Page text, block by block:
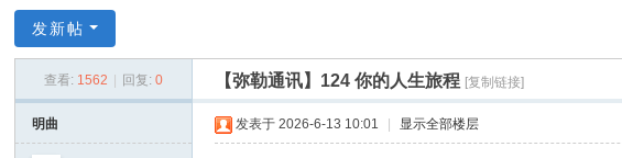
醒
园
发新帖
查看: 1562 回复: 0 【弥勒通讯】124 你的人生旅程 [复制链接]
明曲 发表于 2026-6-13 10:01 显示全部楼层